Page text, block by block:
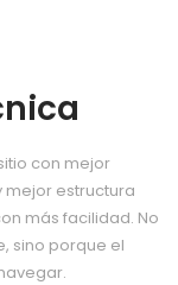
con mejor
mejor estructura
más facilidad. No
sino porque el